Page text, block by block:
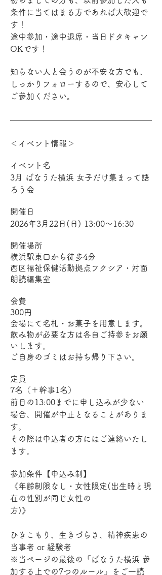
条件に当てはまる方であれば大歓迎で
す！
途中参加・途中退席・当日ドタキャン
OKです！
知らない人と会うのが不安な方でも、
しっかりフォローするので、安心して
ご参加ください。
＜イベント情報＞
イベント名
3月 ばなうた横浜 女子だけ集まって語
ろう会
開催日
2026年3月22日(日) 13:00～16:30
開催場所
横浜駅東口から徒歩4分
西区福祉保健活動拠点フクシア・対面
朗読編集室
会費
300円
会場にて名札・お菓子を用意します。
飲み物が必要な方は各自ご持参をお願
いします。
ご自身のゴミはお持ち帰り下さい。
定員
7名（＋幹事1名）
前日の13:00までに申し込みが少ない
場合、開催が中止となることがありま
す。
その際は申込者の方にはご連絡いたし
ます。
参加条件【申込み制】
《年齢制限なし・女性限定(出生時と現
在の性別が同じ女性の
方)》
ひきこもり、生きづらさ、精神疾患の
当事者 or 経験者
※当ページの最後の『ばなうた横浜 参
加する上での7つのルール』をご一読